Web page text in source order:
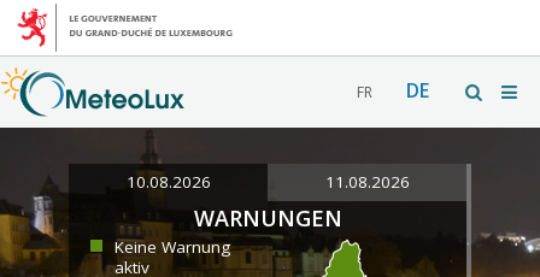
FR DE
10.08.2026 11.08.2026
WARNUNGEN
Keine Warnung
aktiv